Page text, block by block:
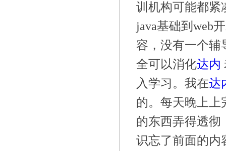
训机构可能都紧
java基础到web
容，没有一个辅
全可以消化达内
入学习。我在达
的。每天晚上上
的东西弄得透彻
识忘了前面的内